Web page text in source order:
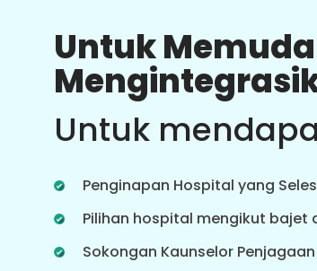
Untuk
Untuk
Penginapan Hospital yang
Pilihan hospital mengikut bajet
Sokongan Kaunselor
Faedah Kami
Rawatan Selepas
penjagaan susulan
Dapatkan sokongan perubatan dan
setiap masa. Kemas kini berkala